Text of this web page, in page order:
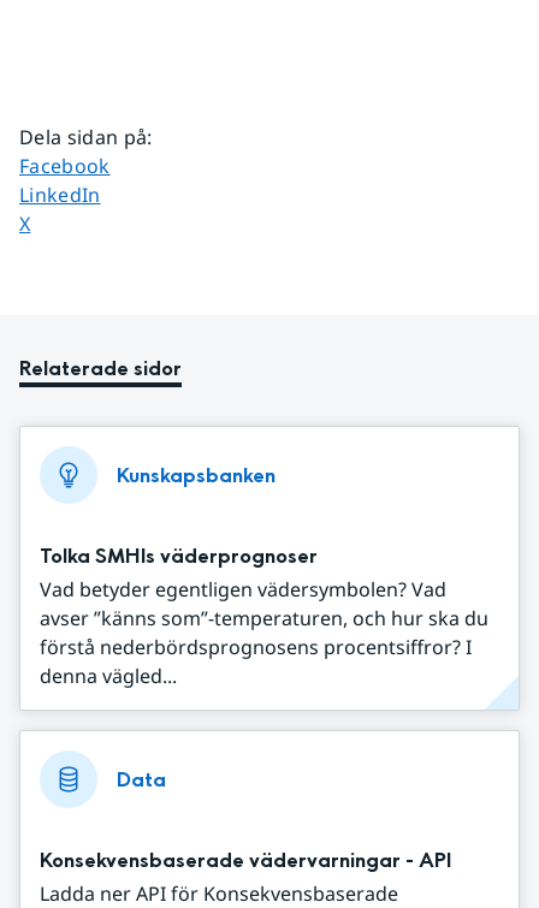
Dela sidan på:
Dela sidan på
Facebook
Dela sidan på
LinkedIn
Dela sidan på
X
Relaterade sidor
Kunskapsbanken
Tolka SMHIs väderprognoser
Vad betyder egentligen vädersymbolen? Vad
avser ”känns som”-temperaturen, och hur ska du
förstå nederbördsprognosens procentsiffror? I
denna vägled...
Data
Konsekvensbaserade vädervarningar - API
Ladda ner API för Konsekvensbaserade